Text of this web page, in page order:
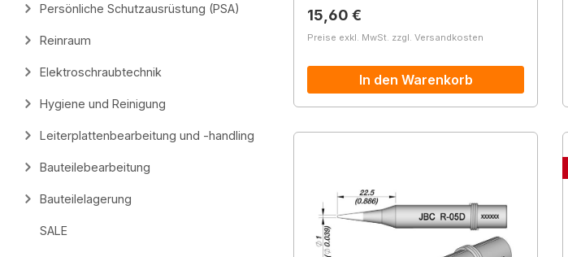
Persönliche Schutzausrüstung (PSA)
Reinraum
Elektroschraubtechnik
Hygiene und Reinigung
Leiterplattenbearbeitung und -handling
Bauteilebearbeitung
Bauteilelagerung
SALE
Regulärer Preis:
15,60 €
Preise exkl. MwSt. zzgl. Versandkosten
In den Warenkorb